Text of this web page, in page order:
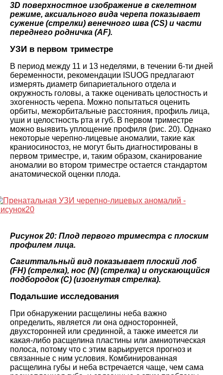
3D поверхностное изображение в скелетном
режиме, аксиального вида черепа показывает
сужение (стрелки) венечного шва (CS) и части
переднего родничка (AF).
УЗИ в первом триместре
В период между 11 и 13 неделями, в течении 6-ти дней
беременности, рекомендации ISUOG предлагают
измерять диаметр бипариетального отдела и
окружность головы, а также оценивать целостность и
эхогенность черепа. Можно попытаться оценить
орбиты, межорбитальные расстояния, профиль лица,
уши и целостность рта и губ. В первом триместре
можно выявить уплощение профиля (рис. 20). Однако
некоторые черепно-лицевые аномалии, такие как
краниосиностоз, не могут быть диагностированы в
первом триместре, и, таким образом, сканирование
аномалии во втором триместре остается стандартом
анатомической оценки плода.
Рисунок 20: Плод первого триместра с плоским
профилем лица.
Сагиттальный вид показывает плоский лоб
(FH) (стрелка), нос (N) (стрелка) и опускающийся
подбородок (C) (изогнутая стрелка).
Подальшие исследования
При обнаружении расщелины неба важно
определить, является ли она односторонней,
двухсторонней или срединной, а также имеется ли
какая-либо расщелина пластины или амниотическая
полоса, потому что с этим варьируется прогноз и
связанные с ним условия. Комбинированная
расщелина губы и неба встречается чаще, чем сама